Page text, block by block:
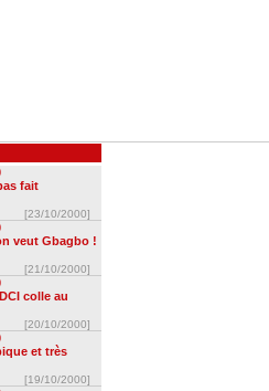
fait
[23/10/2000]
veut Gbagbo !
[21/10/2000]
colle au
[20/10/2000]
et très
[19/10/2000]